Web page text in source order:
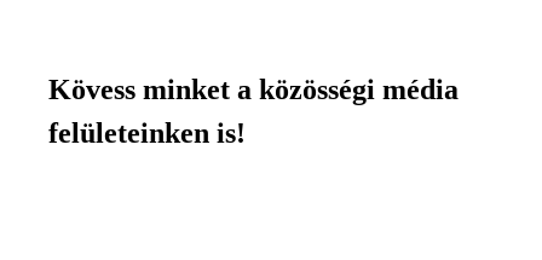
Kövess minket a közösségi média
felületeinken is!